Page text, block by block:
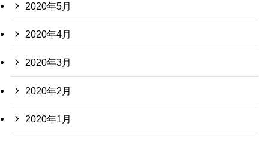
2020年5月
2020年4月
2020年3月
2020年2月
2020年1月